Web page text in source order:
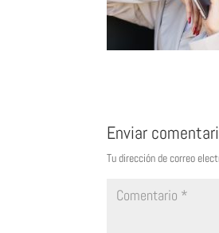
Enviar
Tu dirección de correo